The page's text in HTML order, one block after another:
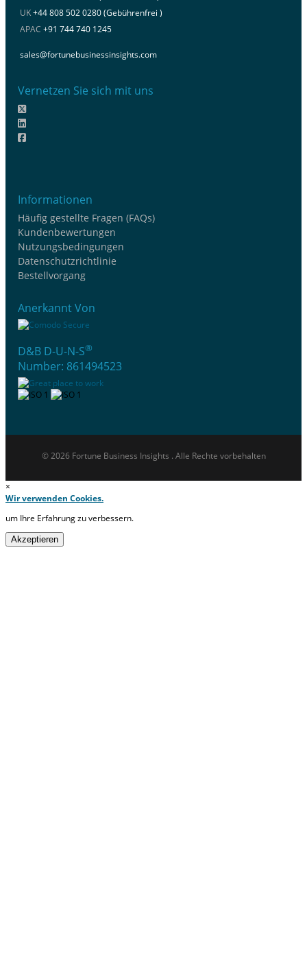
UK+44 808 502 0280 (Gebührenfrei )
APAC +91 744 740 1245
sales@fortunebusinessinsights.com
Vernetzen Sie sich mit uns
Informationen
Häufig gestellte Fragen (FAQs)
Kundenbewertungen
Nutzungsbedingungen
Datenschutzrichtlinie
Bestellvorgang
Anerkannt Von
D&B D-U-N-S®
Number: 861494523
© 2026 Fortune Business Insights . Alle Rechte vorbehalten
×
Wir verwenden Cookies.
um Ihre Erfahrung zu verbessern.
Akzeptieren